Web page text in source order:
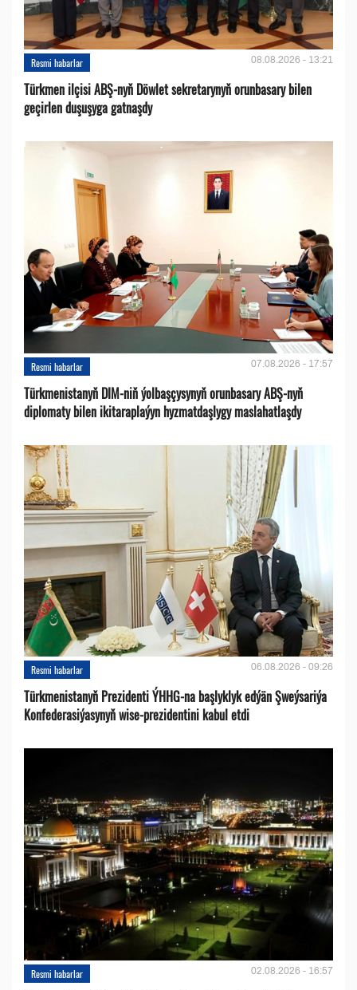
Resmi habarlar 08.08.2026 - 13:21
Türkmen ilçisi ABŞ-nyň Döwlet sekretarynyň orunbasary bilen
geçirlen duşuşyga gatnaşdy
Resmi habarlar 07.08.2026 - 17:57
Türkmenistanyň DIM-niň ýolbaşçysynyň orunbasary ABŞ-nyň
diplomaty bilen ikitaraplaýyn hyzmatdaşlygy maslahatlaşdy
Resmi habarlar 06.08.2026 - 09:26
Türkmenistanyň Prezidenti ÝHHG-na başlyklyk edýän Şweýsariýa
Konfederasiýasynyň wise-prezidentini kabul etdi
Resmi habarlar 02.08.2026 - 16:57